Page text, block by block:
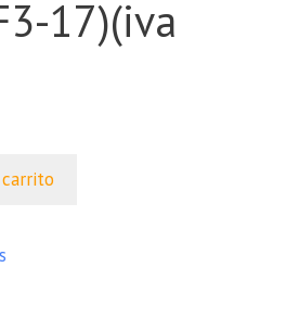
17)(iva